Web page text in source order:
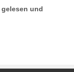
gelesen und